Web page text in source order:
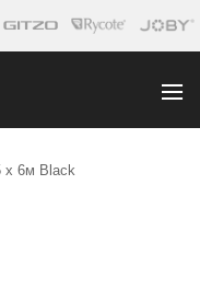
x 6м Black